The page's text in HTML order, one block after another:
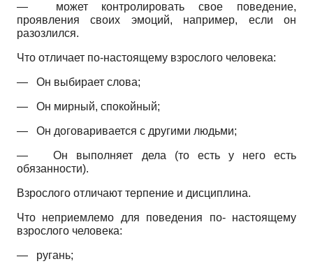
— может контролировать свое поведение,
проявления своих эмоций, например, если он
разозлился.
Что отличает по-настоящему взрослого человека:
— Он выбирает слова;
— Он мирный, спокойный;
— Он договаривается с другими людьми;
— Он выполняет дела (то есть у него есть
обязанности).
Взрослого отличают терпение и дисциплина.
Что неприемлемо для поведения по- настоящему
взрослого человека:
— ругань;